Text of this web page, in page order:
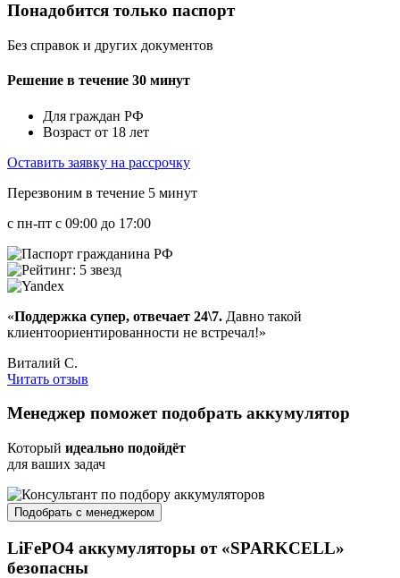
Понадобится только паспорт
Без справок и других документов
Решение в течение 30 минут
Для граждан РФ
Возраст от 18 лет
Оставить заявку на рассрочку
Перезвоним в течение 5 минут
с пн-пт с 09:00 до 17:00
«Поддержка супер, отвечает 24\7. Давно такой
клиентоориентированности не встречал!»
Виталий С.
Читать отзыв
Менеджер поможет подобрать аккумулятор
Который идеально подойдёт
для ваших задач
Подобрать с менеджером
LiFePO4 аккумуляторы от «SPARKCELL»
безопасны